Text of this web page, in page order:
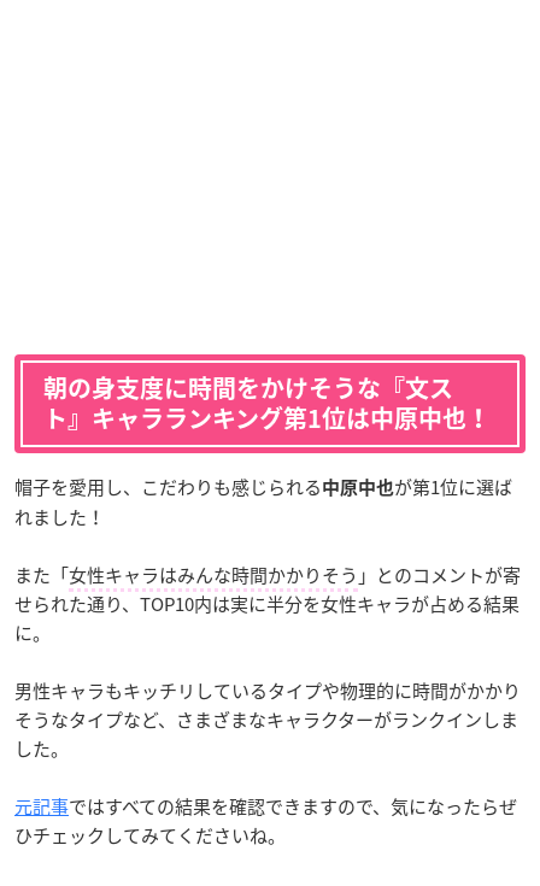
朝の身支度に時間をかけそうな『文ス
ト』キャラランキング第1位は中原中也！
帽子を愛用し、こだわりも感じられる 中原中也が第1位に選ば
れました！
また「女性キャラはみんな時間かかりそう 」とのコメントが寄
せられた通り、TOP10内は実に半分を女性キャラが占める結果
に。
男性キャラもキッチリしているタイプや物理的に時間がかかり
そうなタイプなど、さまざまなキャラクターがランクインしま
した。
元記事ではすべての結果を確認できますので、気になったらぜ
ひチェックしてみてくださいね。